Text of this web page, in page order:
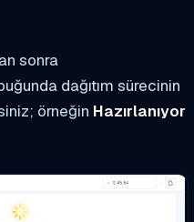
sonra
dağıtım sürecinin
örneğin Hazırlanıyor